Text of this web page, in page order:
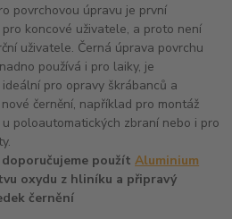
povrchovou úpravu je první
koncové uživatele, a proto není
uživatele. Černá úprava povrchu
používá i pro laiky, je
pro opravy škrábanců a
černění, například pro montáž
poloautomatických zbraní nebo i pro
doporučujeme použítAluminium
oxydu z hliníku a připravý
černění